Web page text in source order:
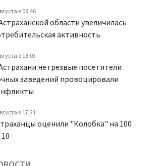
в 09:46
области увеличилась
активность
в 18:03
нетрезвые посетители
заведений провоцировали
в 17:21
оценили "Колобка" на 100